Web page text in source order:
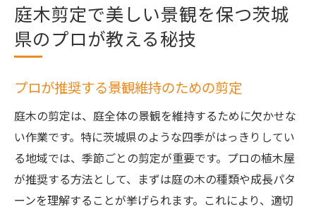
庭木剪定で美しい景観を保つ茨城
県のプロが教える秘技
プロが推奨する景観維持のための剪定
庭木の剪定は、庭全体の景観を維持するために欠かせな
い作業です。特に茨城県のような四季がはっきりしてい
る地域では、季節ごとの剪定が重要です。プロの植木屋
が推奨する方法として、まずは庭の木の種類や成長パタ
ーンを理解することが挙げられます。これにより、適切